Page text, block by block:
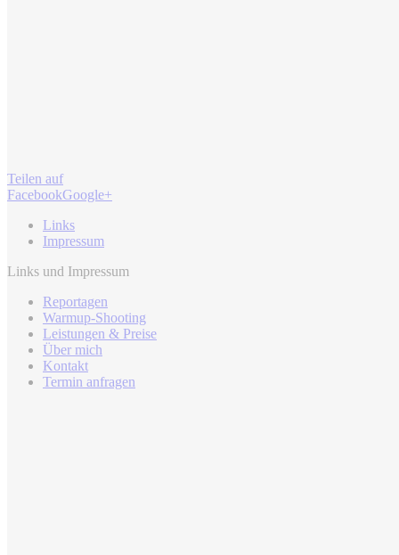
Teilen auf
FacebookGoogle+
Links
Impressum
Links und Impressum
Reportagen
Warmup-Shooting
Leistungen & Preise
Über mich
Kontakt
Termin anfragen